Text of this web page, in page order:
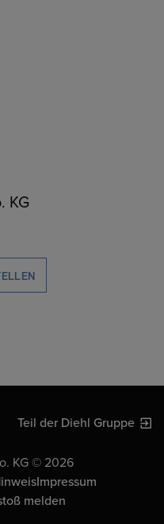
KG
Teil der Diehl Gruppe
KG © 2026
Impressum
melden